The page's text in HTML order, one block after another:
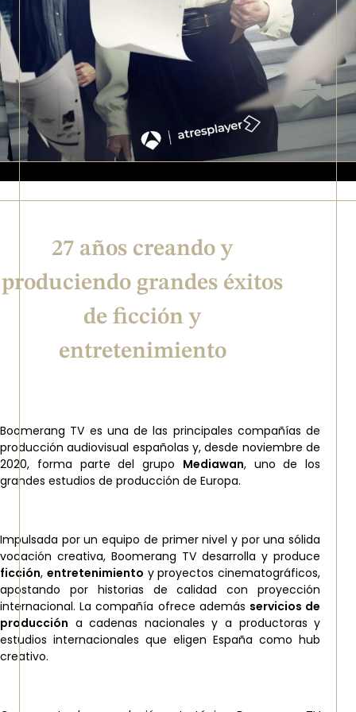
27 años creando y
produciendo grandes éxitos
de ficción y
entretenimiento
Boomerang TV es una de las principales compañías de
producción audiovisual españolas y, desde noviembre de
2020, forma parte del grupo Mediawan, uno de los
grandes estudios de producción de Europa.
Impulsada por un equipo de primer nivel y por una sólida
vocación creativa, Boomerang TV desarrolla y produce
ficción, entretenimiento y proyectos cinematográficos,
apostando por historias de calidad con proyección
internacional. La compañía ofrece además servicios de
producción a cadenas nacionales y a productoras y
estudios internacionales que eligen España como hub
creativo.